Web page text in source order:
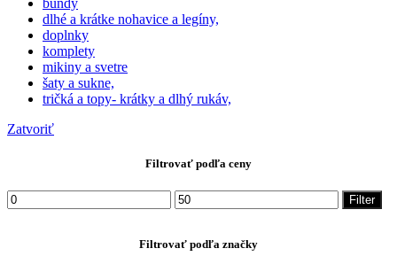
dlhé a krátke nohavice a legíny,
doplnky
komplety
mikiny a svetre
šaty a sukne,
tričká a topy- krátky a dlhý rukáv,
Zatvoriť
Filtrovať podľa ceny
Minimálna
cena
Maximálna
cena
Filter
Filtrovať podľa značky